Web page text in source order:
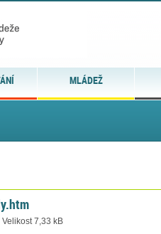
MLÁDEŽ
7,33 kB